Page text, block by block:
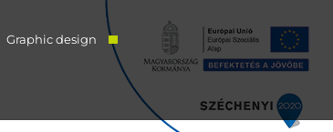
Graphic design